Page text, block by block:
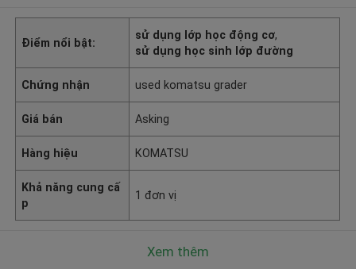
Điểm nổi bật:
sử dụng lớp học động cơ,
sử dụng học sinh lớp đường
Chứng nhận used komatsu grader
Giá bán Asking
Hàng hiệu KOMATSU
Khả năng cung cấ
p
1 đơn vị
Xem thêm